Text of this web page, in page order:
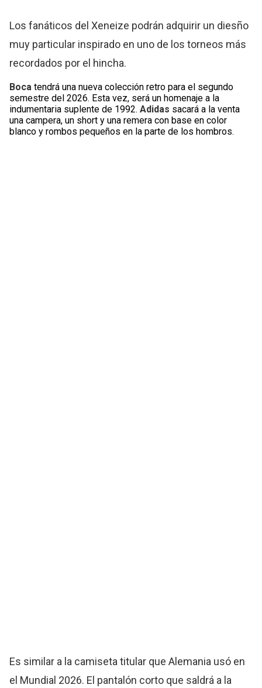
Los fanáticos del Xeneize podrán adquirir un diesño
muy particular inspirado en uno de los torneos más
recordados por el hincha.
Boca tendrá una nueva colección retro para el segundo
semestre del 2026. Esta vez, será un homenaje a la
indumentaria suplente de 1992.Adidas sacará a la venta
una campera, un short y una remera con base en color
blanco y rombos pequeños en la parte de los hombros.
Es similar a la camiseta titular que Alemania usó en
el Mundial 2026. El pantalón corto que saldrá a la